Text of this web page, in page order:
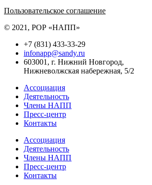
Пользовательское соглашение
© 2021, РОР «НАПП»
+7 (831) 433-33-29
infonapp@sandy.ru
603001, г. Нижний Новгород,
Нижневолжская набережная, 5/2
Ассоциация
Деятельность
Члены НАПП
Пресс-центр
Контакты
Ассоциация
Деятельность
Члены НАПП
Пресс-центр
Контакты